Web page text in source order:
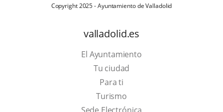
Copyright 2025 - Ayuntamiento de Valladolid
valladolid.es
El Ayuntamiento
Tu ciudad
Para ti
TurismoEste
enlace
Sede Electrónica